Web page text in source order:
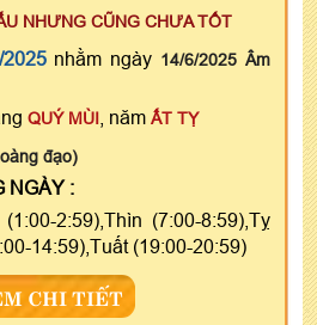
NHƯNG CŨNG CHƯA TỐT
nhằm ngày 14/6/2025 Âm
QUÝ MÙI , năm ẤT TỴ
đạo)
NGÀY :
2:59),Thìn (7:00-8:59),Tỵ
14:59),Tuất (19:00-20:59)
CHI TIẾT